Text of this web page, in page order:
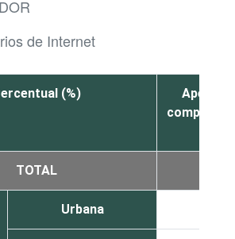
de Internet
(%)
Apenas
TOTAL
Urbana